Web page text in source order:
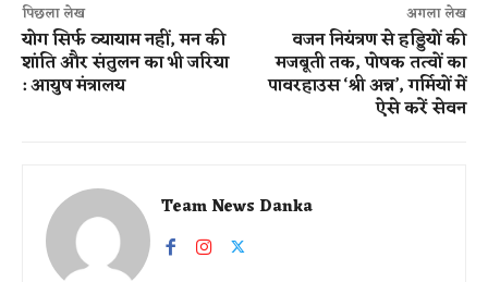
पिछला लेख
योग सिर्फ व्यायाम नहीं, मन की
शांति और संतुलन का भी जरिया
: आयुष मंत्रालय
अगला लेख
वजन नियंत्रण से हड्डियों की
मजबूती तक, पोषक तत्वों का
पावरहाउस ‘श्री अन्न’, गर्मियों में
ऐसे करें सेवन
Team News Danka